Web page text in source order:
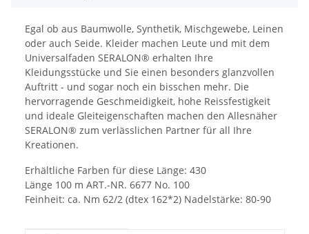
Egal ob aus Baumwolle, Synthetik, Mischgewebe, Leinen
oder auch Seide. Kleider machen Leute und mit dem
Universalfaden SERALON® erhalten Ihre
Kleidungsstücke und Sie einen besonders glanzvollen
Auftritt - und sogar noch ein bisschen mehr. Die
hervorragende Geschmeidigkeit, hohe Reissfestigkeit
und ideale Gleiteigenschaften machen den Allesnäher
SERALON® zum verlässlichen Partner für all Ihre
Kreationen.
Erhältliche Farben für diese Länge: 430
Länge 100 m ART.-NR. 6677 No. 100
Feinheit: ca. Nm 62/2 (dtex 162*2) Nadelstärke: 80-90